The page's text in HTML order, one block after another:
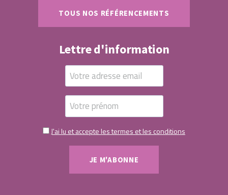
TOUS NOS RÉFÉRENCEMENTS
Lettre d'information
J'ai lu et accepte les termes et les conditions